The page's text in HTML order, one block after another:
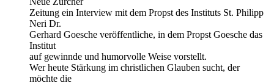
Zeitung ein Interview mit dem Propst des Instituts St. Philipp
Neri Dr.
Gerhard Goesche veröffentliche, in dem Propst Goesche das
Institut
auf gewinnde und humorvolle Weise vorstellt.
Wer heute Stärkung im christlichen Glauben sucht, der
möchte die